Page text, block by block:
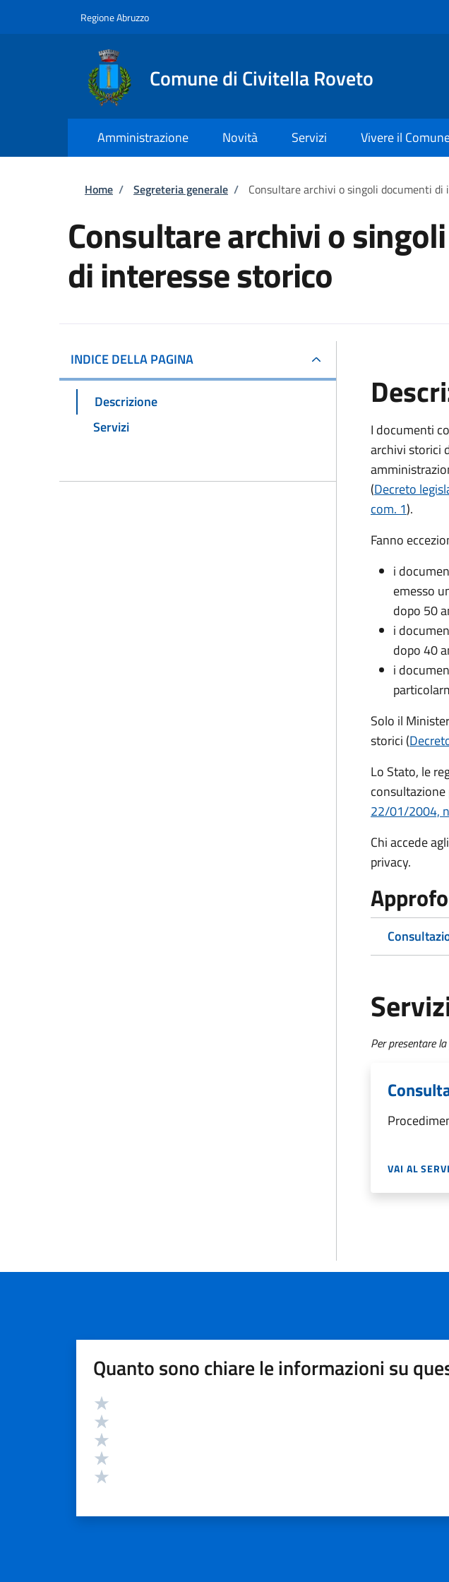
Regione Abruzzo
Comune di Civitella Roveto
Amministrazione Novità Servizi Vivere il
Briciole di pane
Home / Segreteria generale / Consultare archivi o singoli documenti di
Consultare archivi o
di interesse storico
INDICE DELLA PAGINA
Descrizione
Servizi
I documenti
archivi storici
(Decreto
com. 1).
Fanno
i
emesso
dopo 50
i
dopo 40
i
Solo il
storici (
Lo Stato, le
22/01/2004,
Chi accede
privacy.
Per presentare
VAI AL
Quanto sono chiare le informazioni su
Valutazione